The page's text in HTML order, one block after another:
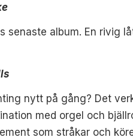
senaste album. En
nytt på gång? Det
med orgel och
som stråkar och